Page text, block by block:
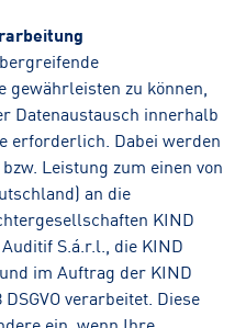
gewährleisten zu können,
Datenaustausch innerhalb
erforderlich. Dabei werden
Leistung zum einen von
an die
KIND
S.á.r.l., die KIND
im Auftrag der KIND
verarbeitet. Diese